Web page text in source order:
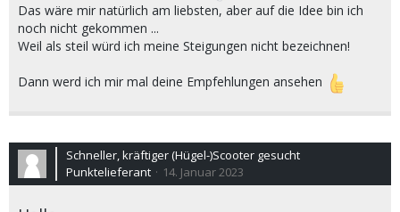
Das wäre mir natürlich am liebsten, aber auf die Idee bin ich
noch nicht gekommen ...
Weil als steil würd ich meine Steigungen nicht bezeichnen!
Dann werd ich mir mal deine Empfehlungen ansehen
Schneller, kräftiger (Hügel-)Scooter gesucht
Punktelieferant
14. Januar 2023